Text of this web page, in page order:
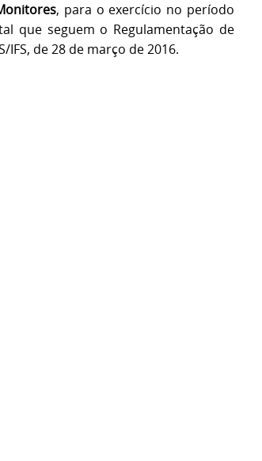
, para o exercício no período
que seguem o Regulamentação de
de 28 de março de 2016.